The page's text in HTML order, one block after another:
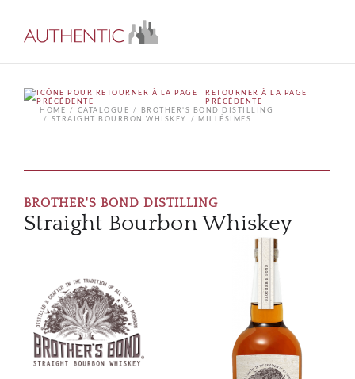
RETOURNER À LA PAGE
PRÉCÉDENTE
HOME
CATALOGUE
BROTHER'S BOND DISTILLING
STRAIGHT BOURBON WHISKEY
MILLÉSIMES
BROTHER'S BOND DISTILLING
Straight Bourbon Whiskey